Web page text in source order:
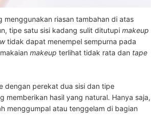
menggunakan riasan tambahan di atas
tipe satu sisi kadang sulit ditutupi makeup
tidak dapat menempel sempurna pada
makeup terlihat tidak rata dan tape
dengan perekat dua sisi dan tipe
memberikan hasil yang natural. Hanya saja,
menggumpal atau tenggelam di bagian